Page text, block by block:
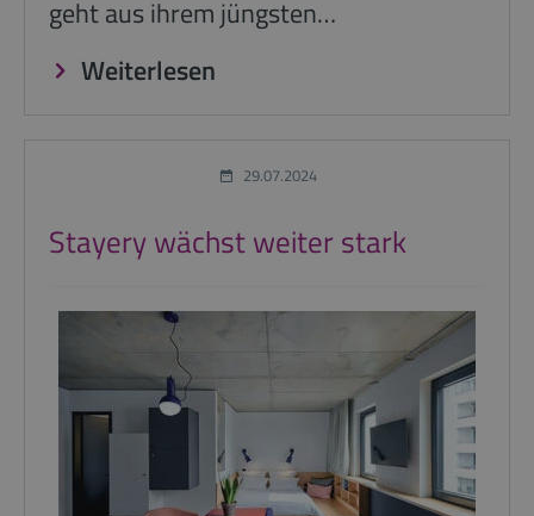
geht aus ihrem jüngsten…
Weiterlesen
29.07.2024
Stayery wächst weiter stark